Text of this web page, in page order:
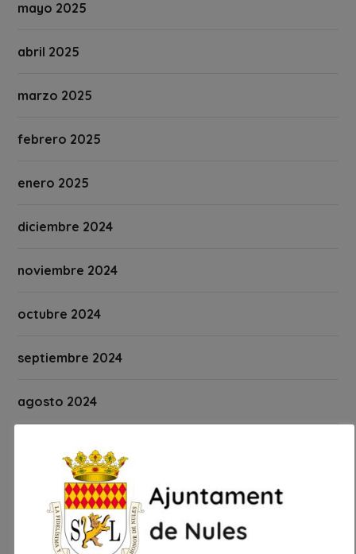
mayo 2025
abril 2025
marzo 2025
febrero 2025
enero 2025
diciembre 2024
noviembre 2024
octubre 2024
septiembre 2024
agosto 2024
junio 2024
mayo 2024